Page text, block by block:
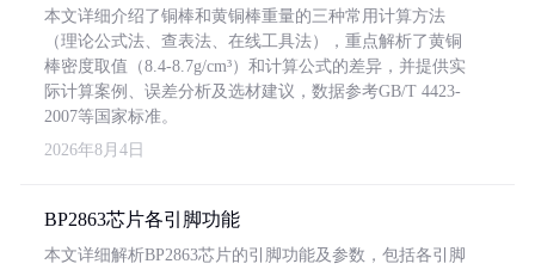
本文详细介绍了铜棒和黄铜棒重量的三种常用计算方法
（理论公式法、查表法、在线工具法），重点解析了黄铜
棒密度取值（8.4-8.7g/cm³）和计算公式的差异，并提供实
际计算案例、误差分析及选材建议，数据参考GB/T 4423-
2007等国家标准。
2026年8月4日
BP2863芯片各引脚功能
本文详细解析BP2863芯片的引脚功能及参数，包括各引脚